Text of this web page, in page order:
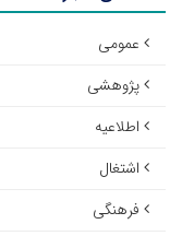
عمومی
پژوهشی
اطلاعیه
اشتغال
فرهنگی